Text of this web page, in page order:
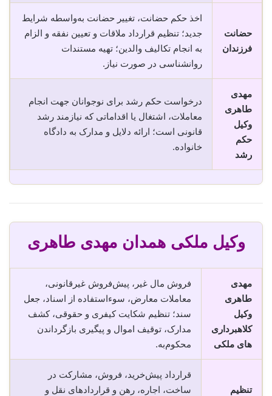
حضانت
فرزندان
اخذ حکم حضانت، تغییر حضانت به‌واسطه شرایط
جدید؛ تنظیم قرارداد ملاقات و تعیین نفقه و الزام
به انجام تکالیف والدین؛ تهیه مستندات
روانشناسی در صورت نیاز.
مهدی
طاهری
وکیل
حکم
رشد
درخواست حکم رشد برای نوجوانان جهت انجام
معاملات، اشتغال یا اقداماتی که نیازمند رشد
قانونی است؛ ارائه دلایل و مدارک به دادگاه
خانواده.
وکیل ملکی همدان مهدی طاهری
مهدی
طاهری
وکیل
کلاهبرداری
های ملکی
فروش مال غیر، پیش‌فروش غیرقانونی،
معاملات معارض، سوء‌استفاده از اسناد، جعل
سند؛ تنظیم شکایت کیفری و حقوقی، کشف
مدارک، توقیف اموال و پیگیری بازگرداندن
محکوم‌به.
تنظیم
قرارداد پیش‌خرید، فروش، مشارکت در
ساخت، اجاره، رهن و قراردادهای نقل و